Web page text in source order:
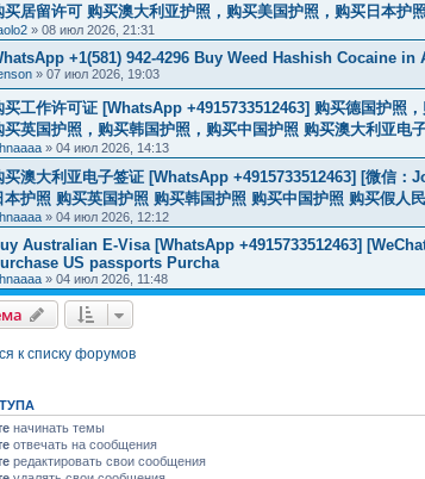
买居留许可 购买澳大利亚护照，购买美国护照，购买日本护
» 08 июл 2026, 21:31
+1(581) 942-4296 Buy Weed Hashish Cocaine
» 07 июл 2026, 19:03
买工作许可证 [WhatsApp +4915733512463] 购买德国护照
买英国护照，购买韩国护照，购买中国护照 购买澳大利亚电
» 04 июл 2026, 14:13
买澳大利亚电子签证 [WhatsApp +4915733512463] [微信
本护照 购买英国护照 购买韩国护照 购买中国护照 购买假人
» 04 июл 2026, 12:12
Australian E-Visa [WhatsApp +4915733512463]
US passports Purcha
» 04 июл 2026, 11:48
к списку форумов
начинать темы
отвечать на сообщения
редактировать свои сообщения